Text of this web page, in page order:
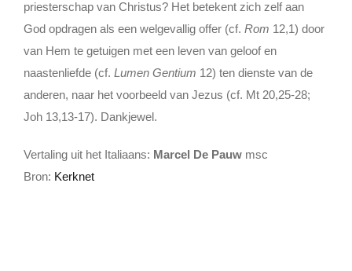
priesterschap van Christus? Het betekent zich zelf aan
God opdragen als een welgevallig offer (cf. Rom 12,1) door
van Hem te getuigen met een leven van geloof en
naastenliefde (cf. Lumen Gentium 12) ten dienste van de
anderen, naar het voorbeeld van Jezus (cf. Mt 20,25-28;
Joh 13,13-17). Dankjewel.
Vertaling uit het Italiaans: Marcel De Pauw msc
Bron: Kerknet